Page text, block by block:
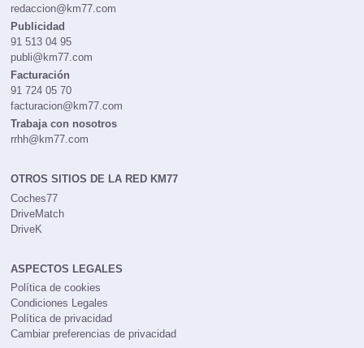
redaccion@km77.com
Publicidad
91 513 04 95
publi@km77.com
Facturación
91 724 05 70
facturacion@km77.com
Trabaja con nosotros
rrhh@km77.com
OTROS SITIOS DE LA RED KM77
Coches77
DriveMatch
DriveK
ASPECTOS LEGALES
Política de cookies
Condiciones Legales
Política de privacidad
Cambiar preferencias de privacidad